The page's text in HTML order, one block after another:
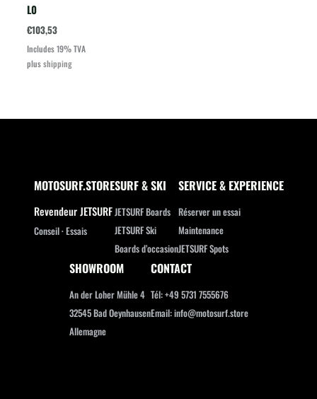
L0
€103,53
Includes 19% TVA
plusshipping
MOTOSURF.STORE
Revendeur JETSURF
Conseil · Essais
SURF & SKI
JETSURF Boards
JETSURF Ski
Boards d’occasion
SERVICE & EXPERIENCE
Réserver un essai
Maintenance
JETSURF Spots
SHOWROOM
An der Loher Mühle 4
32545 Bad Oeynhausen
Allemagne
CONTACT
Tél: +49 5731 7555676
Email: info@motosurf.store